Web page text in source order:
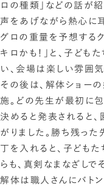
ロの種類」などの話が
声をあげながら熱心に
グロの重量を予想するク
キロかも！」と、子ども
い、会場は楽しい雰囲気
その後は、解体ショー
施。どの先生が最初に
決めると発表されると
がりました。勝ち残っ
丁を入れると、子どもた
らも、真剣なまなざしで
解体は職人さんにバト